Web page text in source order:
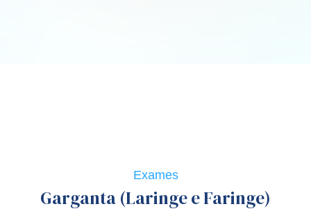
Exames
Garganta (Laringe e Faringe)